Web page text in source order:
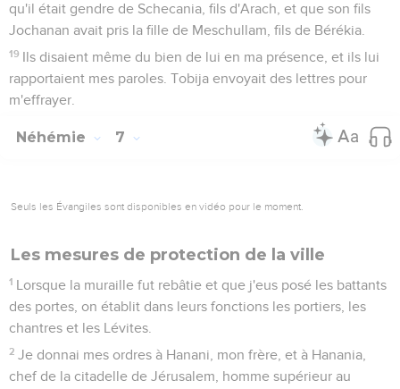
qu'il était gendre de Schecania, fils d'Arach, et que son fils
Jochanan avait pris la fille de Meschullam, fils de Bérékia.
19 Ils disaient même du bien de lui en ma présence, et ils lui
rapportaient mes paroles. Tobija envoyait des lettres pour
m'effrayer.
Néhémie 7
Seuls les Évangiles sont disponibles en vidéo pour le moment.
Les mesures de protection de la ville
1 Lorsque la muraille fut rebâtie et que j'eus posé les battants
des portes, on établit dans leurs fonctions les portiers, les
chantres et les Lévites.
2 Je donnai mes ordres à Hanani, mon frère, et à Hanania,
chef de la citadelle de Jérusalem, homme supérieur au